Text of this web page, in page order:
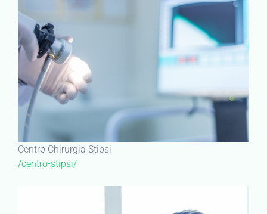
Centro Chirurgia Stipsi
/centro-stipsi/